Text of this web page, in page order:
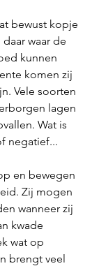
bewust kopje
waar de
kunnen
komen zij
Vele soorten
lagen
Wat is
negatief...
en bewegen
Zij mogen
wanneer zij
kwade
wat op
brengt veel